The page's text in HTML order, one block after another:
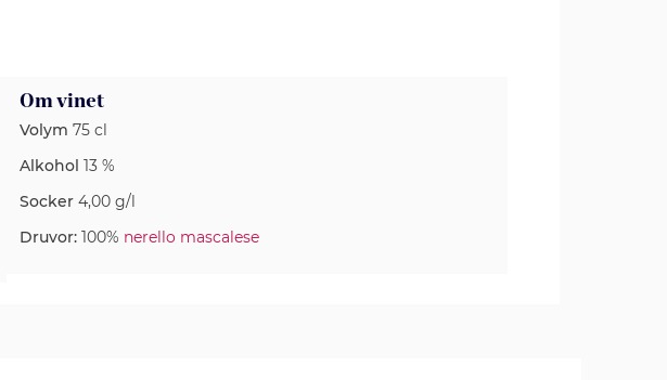
Om vinet
Volym 75 cl
Alkohol 13 %
Socker 4,00 g/l
Druvor: 100% nerello mascalese